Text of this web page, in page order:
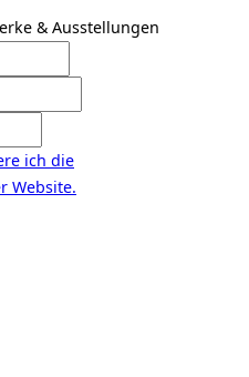
& Ausstellungen
ich die
Website.